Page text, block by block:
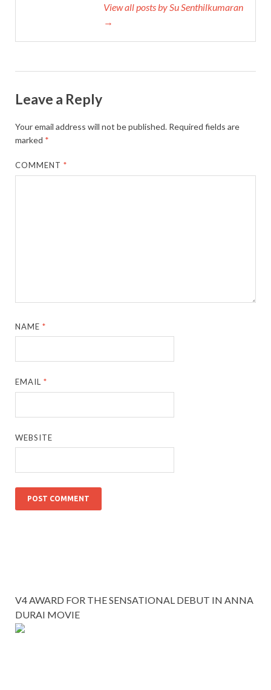
View all posts by Su Senthilkumaran
→
Leave a Reply
Your email address will not be published. Required fields are
marked *
COMMENT*
NAME*
EMAIL*
WEBSITE
V4 AWARD FOR THE SENSATIONAL DEBUT IN ANNA
DURAI MOVIE